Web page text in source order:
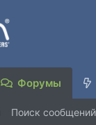
Форумы
Поиск сообщений